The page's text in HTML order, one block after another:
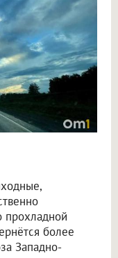
прохладной
более
Западно-